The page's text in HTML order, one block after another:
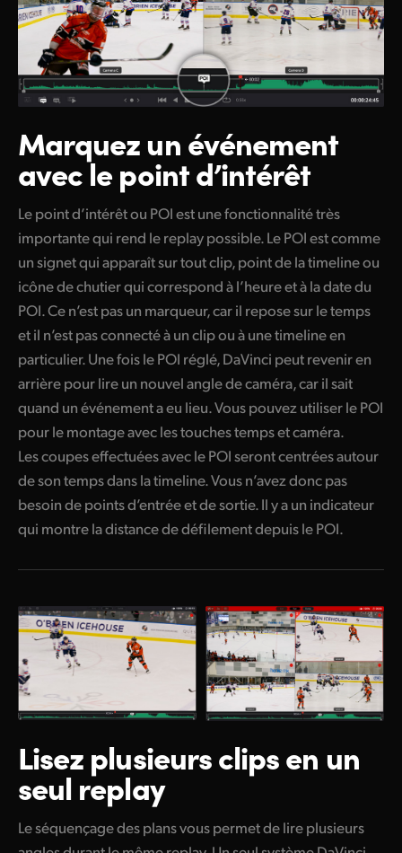
Marquez un événement
avec le point d’intérêt
Le point d’intérêt ou POI est une fonctionnalité très
importante qui rend le replay possible. Le POI est comme
un signet qui apparaît sur tout clip, point de la timeline ou
icône de chutier qui correspond à l’heure et à la date du
POI. Ce n’est pas un marqueur, car il repose sur le temps
et il n’est pas connecté à un clip ou à une timeline en
particulier. Une fois le POI réglé, DaVinci peut revenir en
arrière pour lire un nouvel angle de caméra, car il sait
quand un événement a eu lieu. Vous pouvez utiliser le POI
pour le montage avec les touches temps et caméra.
Les coupes effectuées avec le POI seront centrées autour
de son temps dans la timeline. Vous n’avez donc pas
besoin de points d’entrée et de sortie. Il y a un indicateur
qui montre la distance de défilement depuis le POI.
Lisez plusieursclips en un
seul replay
Le séquençage des plans vous permet de lire plusieurs